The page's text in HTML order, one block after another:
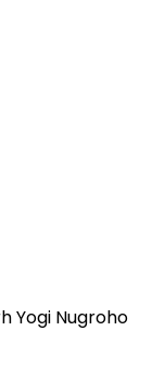
Yogi Nugroho